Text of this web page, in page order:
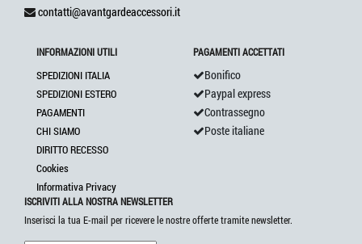
contatti@avantgardeaccessori.it
INFORMAZIONI UTILI
SPEDIZIONI ITALIA
SPEDIZIONI ESTERO
PAGAMENTI
CHI SIAMO
DIRITTO RECESSO
Cookies
Informativa Privacy
PAGAMENTI ACCETTATI
Bonifico
Paypal express
Contrassegno
Poste italiane
ISCRIVITI ALLA NOSTRA NEWSLETTER
Inserisci la tua E-mail per ricevere le nostre offerte tramite newsletter.